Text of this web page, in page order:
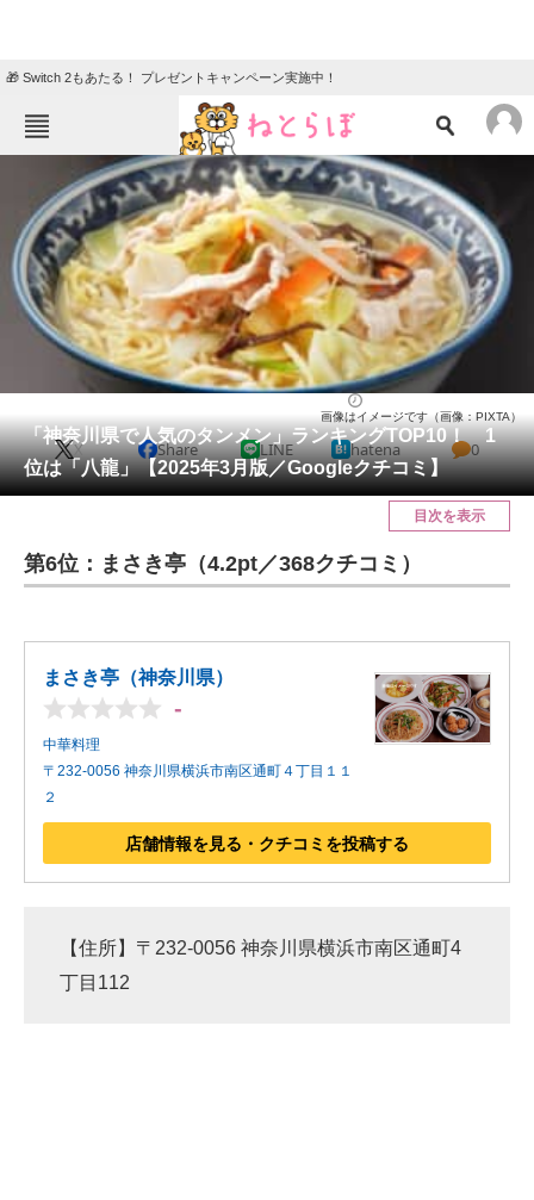
🎁 Switch 2もあたる！ プレゼントキャンペーン実施中！
ねとらぼメニュー
ニュース
エンタメ クイズ
グルメ 地域
住まい 教育・育児
リサーチ
会員記事
メディア
ITの今と未来を見通す
進化するPCとデバイスの未来
好きが集まる 比べて選べる
AI活用のいまが分かる
経営リーダーのコミュニティ
マーケ×ITの今がよく分かる
「神奈川県で人気のタンメン」ランキングTOP10！ 1
位は「八龍」【2025年3月版／Googleクチコミ】
画像はイメージです（画像：PIXTA）
X Share LINE hatena 0
目次を表示
第6位：まさき亭（4.2pt／368クチコミ）
まさき亭（神奈川県）
-
中華料理
〒232-0056 神奈川県横浜市南区通町４丁目１１
２
店舗情報を見る・クチコミを投稿する
【住所】〒232-0056 神奈川県横浜市南区通町4
丁目112